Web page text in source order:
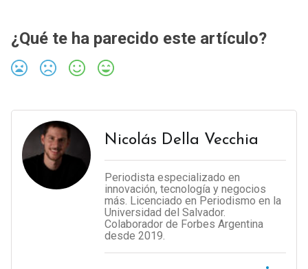
¿Qué te ha parecido este artículo?
Nicolás Della Vecchia
Periodista especializado en
innovación, tecnología y negocios
más. Licenciado en Periodismo en la
Universidad del Salvador.
Colaborador de Forbes Argentina
desde 2019.